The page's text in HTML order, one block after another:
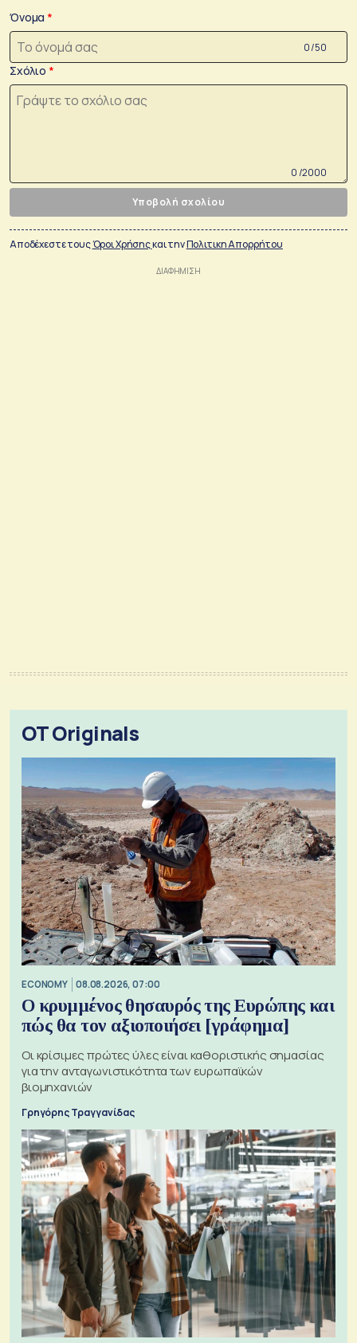
Όνομα
0 /50
Σχόλιο
0 /2000
Υποβολή σχολίου
Αποδέχεστε τουςΌροι Χρήσηςκαι τηνΠολιτικη Απορρήτου
OT Originals
ECONOMY 08.08.2026, 07:00
Ο κρυμμένος θησαυρός της Ευρώπης και
πώς θα τον αξιοποιήσει [γράφημα]
Οι κρίσιμες πρώτες ύλες είναι καθοριστικής σημασίας
για την ανταγωνιστικότητα των ευρωπαϊκών
βιομηχανιών
Γρηγόρης Τραγγανίδας